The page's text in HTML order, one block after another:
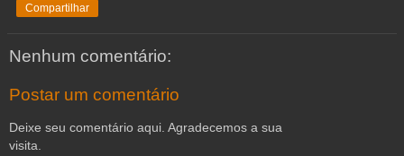
Compartilhar
Nenhum comentário:
Postar um comentário
Deixe seu comentário aqui. Agradecemos a sua
visita.